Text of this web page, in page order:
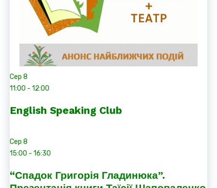
Сер 8
11:00 - 12:00
English Speaking Club
Сер 8
15:00 - 16:30
“Спадок Григорія Гладинюка”.